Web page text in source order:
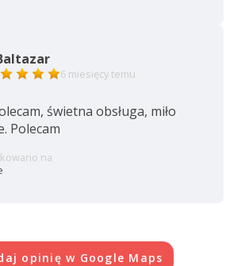
6 miesięcy temu
świetna obsługa, miło
Polecam
na
opinię w Google Maps